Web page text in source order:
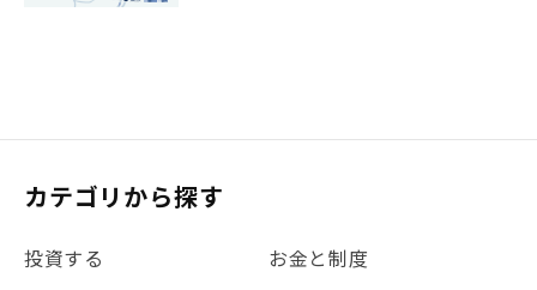
カテゴリから探す
投資する
お金と制度